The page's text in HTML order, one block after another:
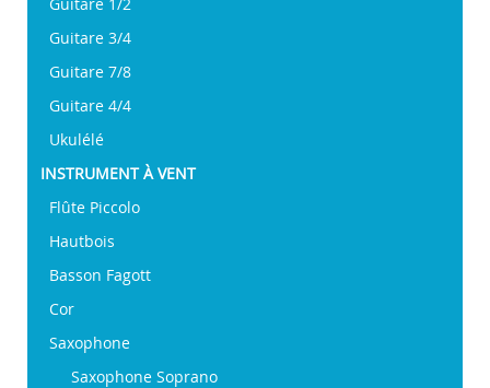
Guitare 3/4
Guitare 7/8
Guitare 4/4
Ukulélé
INSTRUMENT À VENT
Flûte Piccolo
Hautbois
Basson Fagott
Cor
Saxophone
Saxophone Soprano